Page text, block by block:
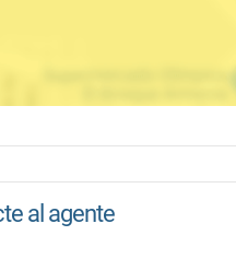
al agente